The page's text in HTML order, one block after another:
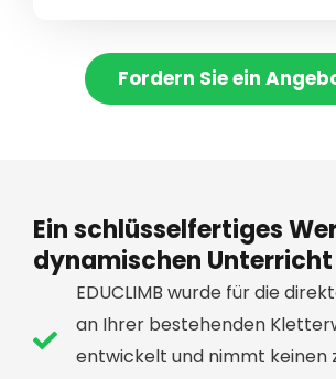
Fordern Sie ein
Ein schlüsselfertiges
dynamischen Unterricht
EDUCLIMB wurde für die
an Ihrer bestehenden
entwickelt und nimmt keinen